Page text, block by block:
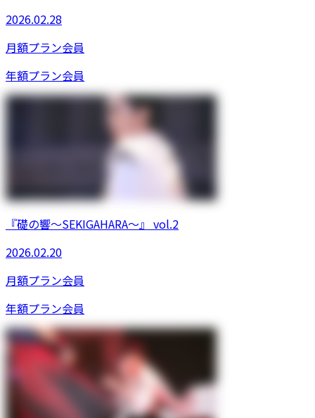
2026.02.28
月額プラン会員
年額プラン会員
『礎の響〜SEKIGAHARA〜』 vol.2
2026.02.20
月額プラン会員
年額プラン会員